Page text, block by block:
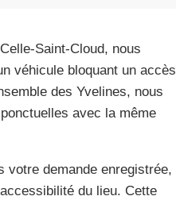
Saint-Cloud, nous
véhicule bloquant un accès
des Yvelines, nous
avec la même
votre demande enregistrée,
du lieu. Cette